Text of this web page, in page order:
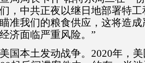
，中共正夜以继日地部署特
准我们的粮食供应，这将造
济面临严重风险。”
国本土发动战争。2020年，